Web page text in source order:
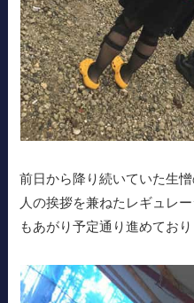
前日から降り続いていた生
人の挨拶を兼ねたレギュレ
もあがり予定通り進めており